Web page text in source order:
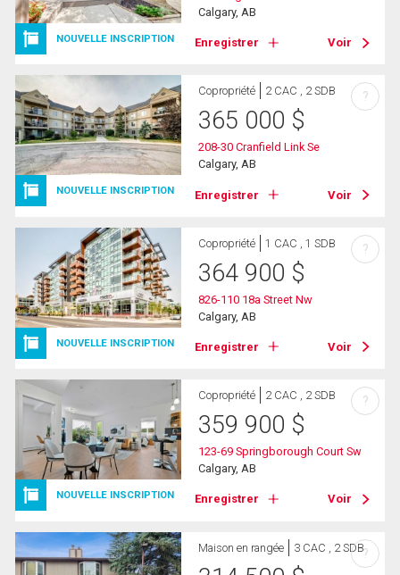
NOUVELLE INSCRIPTION
Calgary, AB
Enregistrer Voir
NOUVELLE INSCRIPTION
Copropriété 2 CAC , 2 SDB
365 000 $
208-30 Cranfield Link Se
Calgary, AB
Enregistrer Voir
?
NOUVELLE INSCRIPTION
Copropriété 1 CAC , 1 SDB
364 900 $
826-110 18a Street Nw
Calgary, AB
Enregistrer Voir
?
NOUVELLE INSCRIPTION
Copropriété 2 CAC , 2 SDB
359 900 $
123-69 Springborough Court Sw
Calgary, AB
Enregistrer Voir
?
Maison en rangée 3 CAC , 2 SDB?